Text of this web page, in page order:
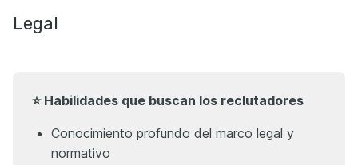
Legal
⭐ Habilidades que buscan los reclutadores
Conocimiento profundo del marco legal y
normativo